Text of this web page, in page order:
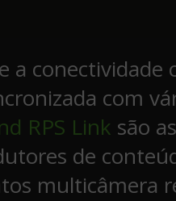
a
com
RPS Link são
de
multicâmera